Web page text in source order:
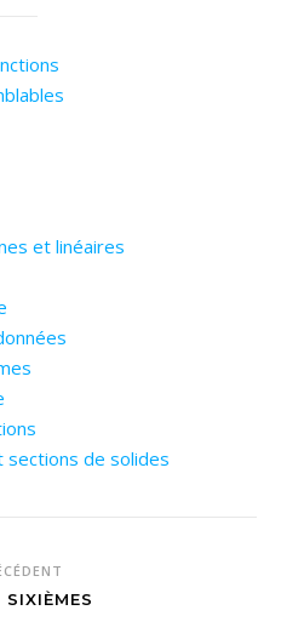
et linéaires
sections de solides
SIXIÈMES